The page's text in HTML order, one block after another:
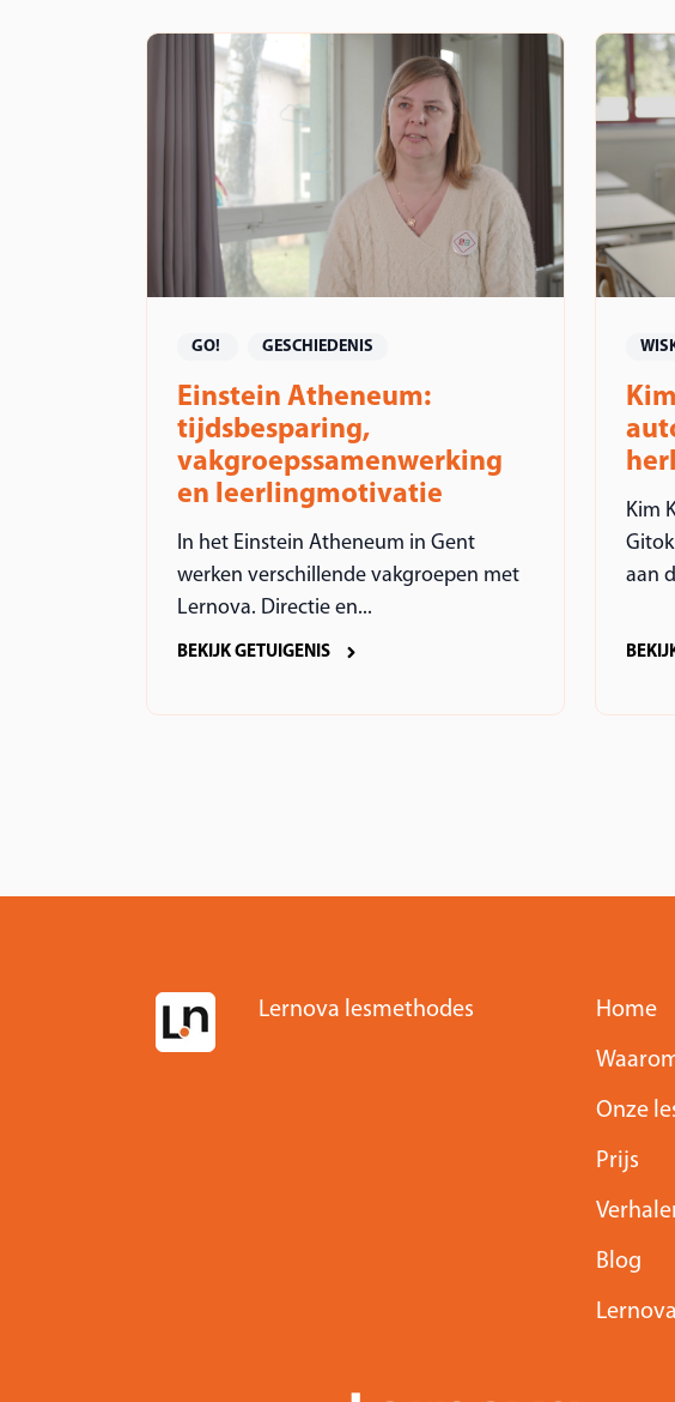
GO! GESCHIEDENIS
Einstein Atheneum:
tijdsbesparing,
vakgroepssamenwerking
en leerlingmotivatie
In het Einstein Atheneum in Gent
werken verschillende vakgroepen met
Lernova. Directie en...
BEKIJK GETUIGENIS
Kim
aan
Lernova lesmethodes Home
Onze
Prijs
Blog